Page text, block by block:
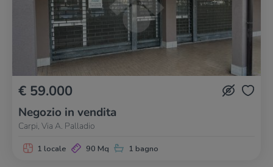
€ 59.000
Negozio in vendita
Carpi, Via A. Palladio
1 locale 90 Mq 1 bagno